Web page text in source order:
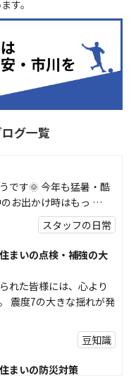
す。
グ一覧
です🌞 今年も猛暑・酷
お出かけ時はもっ …
スタッフの日常
まいの点検・補強の大
れた皆様には、心より
震度7の大きな揺れが発
豆知識
まいの防災対策